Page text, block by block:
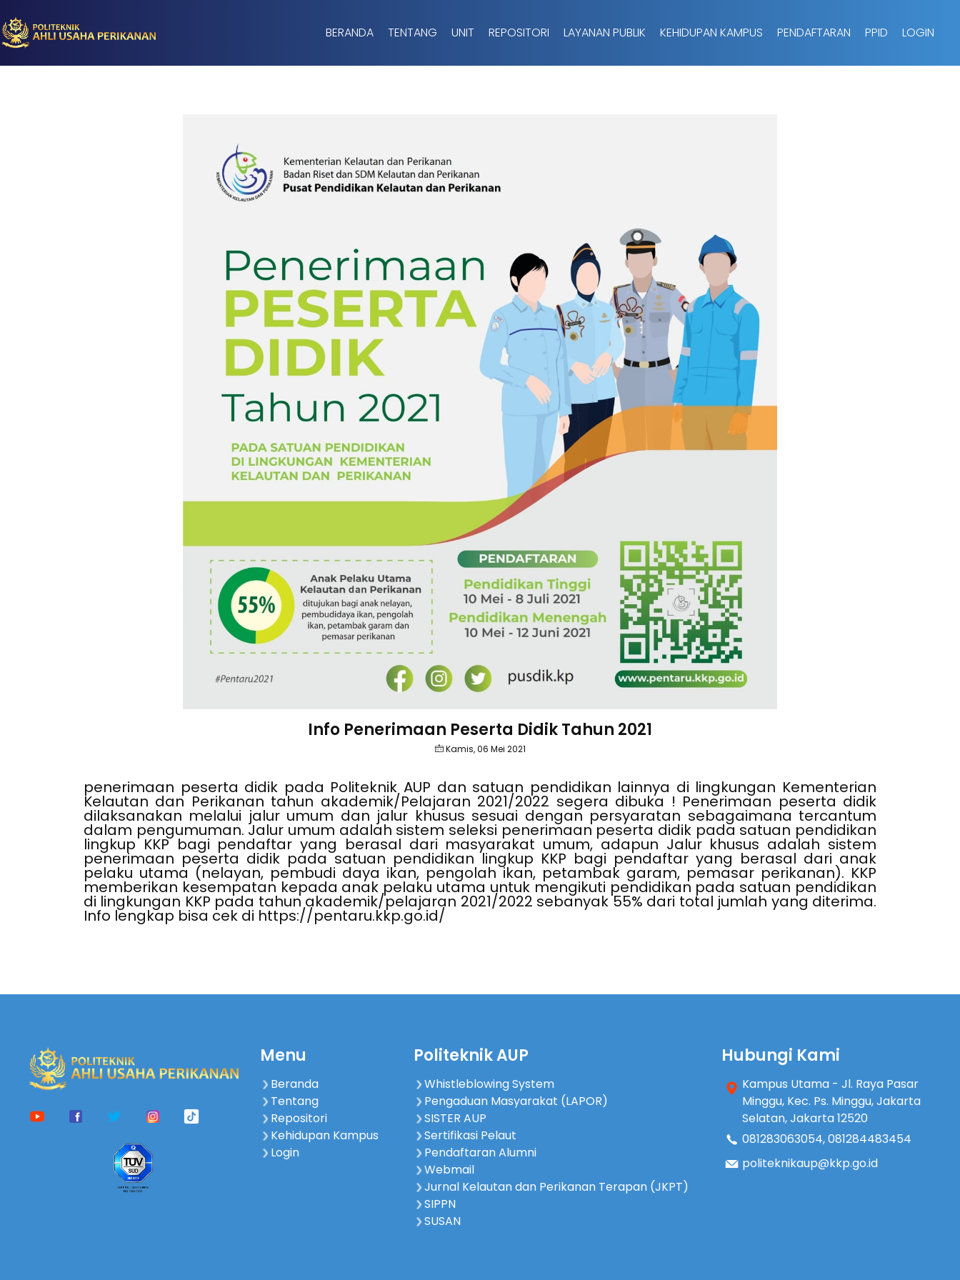
BERANDA TENTANG UNIT REPOSITORI LAYANAN PUBLIK KEHIDUPAN KAMPUS PENDAFTARAN PPID LOGIN
Info Penerimaan Peserta Didik Tahun 2021
Kamis, 06 Mei 2021
penerimaan peserta didik pada Politeknik AUP dan satuan pendidikan lainnya di lingkungan Kementerian
Kelautan dan Perikanan tahun akademik/Pelajaran 2021/2022 segera dibuka ! Penerimaan peserta didik
dilaksanakan melalui jalur umum dan jalur khusus sesuai dengan persyaratan sebagaimana tercantum
dalam pengumuman. Jalur umum adalah sistem seleksi penerimaan peserta didik pada satuan pendidikan
lingkup KKP bagi pendaftar yang berasal dari masyarakat umum, adapun Jalur khusus adalah sistem
penerimaan peserta didik pada satuan pendidikan lingkup KKP bagi pendaftar yang berasal dari anak
pelaku utama (nelayan, pembudi daya ikan, pengolah ikan, petambak garam, pemasar perikanan). KKP
memberikan kesempatan kepada anak pelaku utama untuk mengikuti pendidikan pada satuan pendidikan
di lingkungan KKP pada tahun akademik/pelajaran 2021/2022 sebanyak 55% dari total jumlah yang diterima.
Info lengkap bisa cek di https://pentaru.kkp.go.id/
Menu
Beranda
Tentang
Repositori
Kehidupan Kampus
Login
Politeknik AUP
Whistleblowing System
Pengaduan Masyarakat (LAPOR)
SISTER AUP
Sertifikasi Pelaut
Pendaftaran Alumni
Webmail
Jurnal Kelautan dan Perikanan Terapan (JKPT)
SIPPN
SUSAN
Hubungi Kami
Kampus Utama - Jl. Raya Pasar
Minggu, Kec. Ps. Minggu, Jakarta
Selatan, Jakarta 12520
081283063054,081284483454
politeknikaup@kkp.go.id